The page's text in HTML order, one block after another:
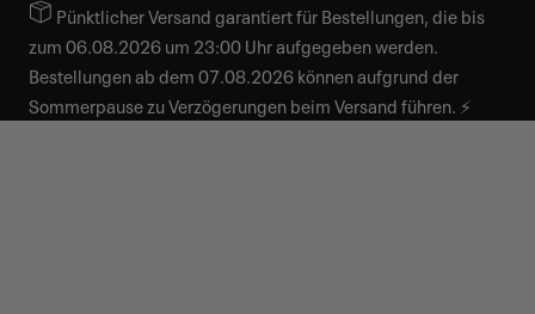
SPRINGEN
Pünktlicher Versand garantiert für Bestellungen, die bis
zum 06.08.2026 um 23:00 Uhr aufgegeben werden.
Bestellungen ab dem 07.08.2026 können aufgrund der
Sommerpause zu Verzögerungen beim Versand führen. ⚡